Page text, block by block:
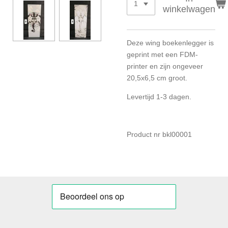
winkelwagen
Deze wing boekenlegger is
geprint met een FDM-
printer en zijn ongeveer
20,5x6,5 cm groot.
Levertijd 1-3 dagen.
Product nr bkl00001